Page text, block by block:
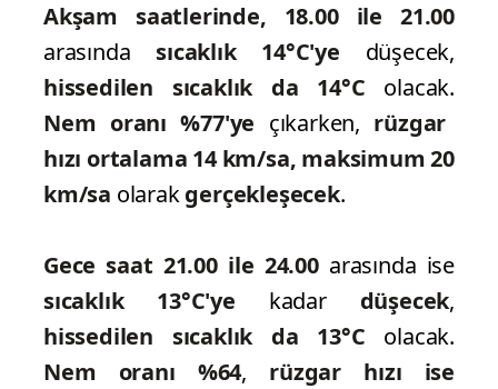
Akşam saatlerinde, 18.00 ile 21.00
arasında sıcaklık 14°C'ye düşecek,
hissedilen sıcaklık da 14°C olacak.
Nem oranı %77'ye çıkarken, rüzgar
hızı ortalama 14 km/sa, maksimum 20
km/sa olarakgerçekleşecek.
Gece saat 21.00 ile 24.00arasında ise
sıcaklık 13°C'ye kadar düşecek,
hissedilen sıcaklık da 13°C olacak.
Nem oranı %64, rüzgar hızı ise